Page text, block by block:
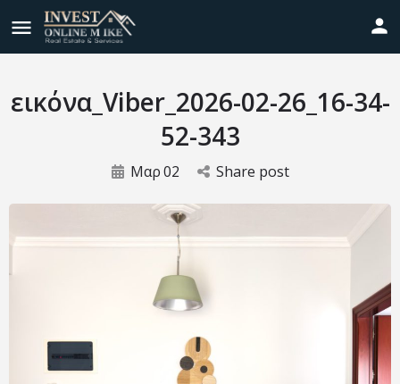
εικόνα_Viber_2026-02-26_16-34-
52-343
Μαρ02 Share post